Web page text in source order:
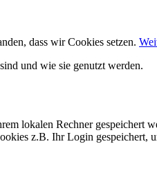
dass wir Cookies setzen.
und wie sie genutzt werden.
lokalen Rechner gespeichert
z.B. Ihr Login gespeichert,